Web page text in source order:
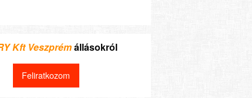
Kft Veszprémállásokról